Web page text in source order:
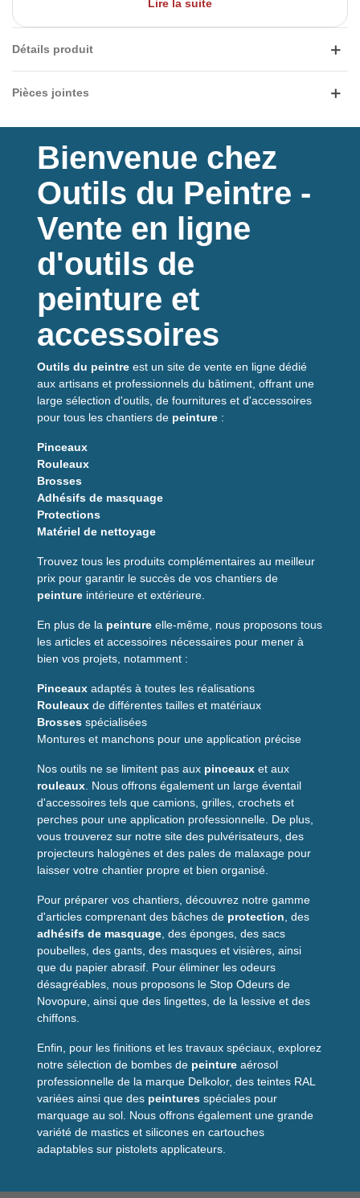
Conçues pour répondre aux exigences des professionnels, ces
embout composite léger et résistant, ainsi qu’à leur plaque
Les Ravira se distinguent par leur excellent niveau de confort.
une adhérence optimale, une grande résistance à l’usure et une
contact, renforçant leur durabilité dans les conditions les plus
Le véritable atout de ces baskets de sécurité réside dans la
système assure un maintien ergonomique de la voûte plantaire,
Certifiées selon la norme EN ISO 20345:2011 et classées S1P,
l’industrie, le second œuvre, la logistique, le commerce, la
Légères avec seulement 506 g par pied en pointure 42, elles
41 au 47, elles s’adaptent à un large éventail d’utilisateurs.
Les baskets de sécurité Ravira sont le choix idéal pour les
capable de les accompagner efficacement tout au long de leur
Lire la suite
Détails produit
Pièces jointes
Bienvenue chez
Outils du Peintre -
Vente en ligne
d'outils de
peinture et
accessoires
Outils du peintre est un site de vente en ligne dédié
aux artisans et professionnels du bâtiment, offrant une
large sélection d'outils, de fournitures et d'accessoires
pour tous les chantiers de peinture :
Pinceaux
Rouleaux
Brosses
Adhésifs de masquage
Protections
Matériel de nettoyage
Trouvez tous les produits complémentaires au meilleur
prix pour garantir le succès de vos chantiers de
peinture intérieure et extérieure.
En plus de la peinture elle-même, nous proposons tous
les articles et accessoires nécessaires pour mener à
bien vos projets, notamment :
Pinceaux adaptés à toutes les réalisations
Rouleaux de différentes tailles et matériaux
Brosses spécialisées
Montures et manchons pour une application précise
Nos outils ne se limitent pas aux pinceaux et aux
rouleaux . Nous offrons également un large éventail
d'accessoires tels que camions, grilles, crochets et
perches pour une application professionnelle. De plus,
vous trouverez sur notre site des pulvérisateurs, des
projecteurs halogènes et des pales de malaxage pour
laisser votre chantier propre et bien organisé.
Pour préparer vos chantiers, découvrez notre gamme
d'articles comprenant des bâches de protection , des
adhésifs de masquage , des éponges, des sacs
poubelles, des gants, des masques et visières, ainsi
que du papier abrasif. Pour éliminer les odeurs
désagréables, nous proposons le Stop Odeurs de
Novopure, ainsi que des lingettes, de la lessive et des
chiffons.
Enfin, pour les finitions et les travaux spéciaux, explorez
notre sélection de bombes de peinture aérosol
professionnelle de la marque Delkolor, des teintes RAL
variées ainsi que des peintures spéciales pour
marquage au sol. Nous offrons également une grande
variété de mastics et silicones en cartouches
adaptables sur pistolets applicateurs.